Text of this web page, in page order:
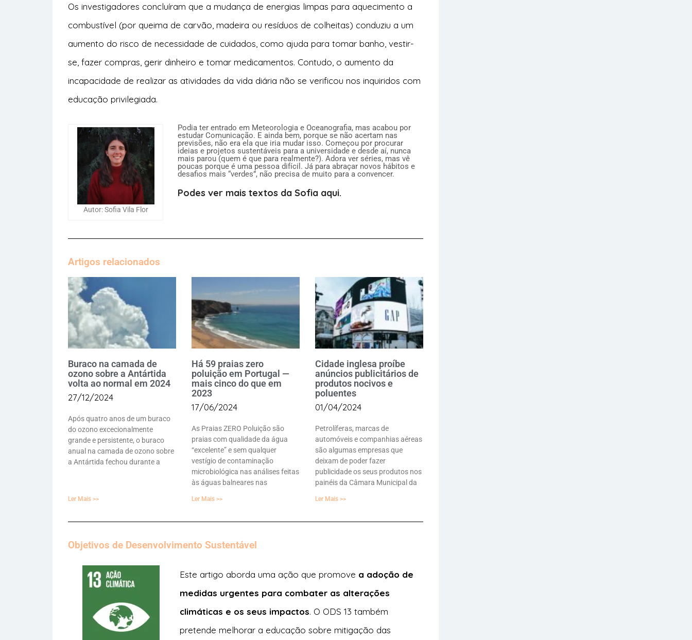
Os investigadores concluíram que a mudança de energias limpas para aquecimento a
combustível (por queima de carvão, madeira ou resíduos de colheitas) conduziu a um
aumento do risco de necessidade de cuidados, como ajuda para tomar banho, vestir-
se, fazer compras, gerir dinheiro e tomar medicamentos. Contudo, o aumento da
incapacidade de realizar as atividades da vida diária não se verificou nos inquiridos com
educação privilegiada.
Autor: Sofia Vila Flor
Podia ter entrado em Meteorologia e Oceanografia, mas acabou por
estudar Comunicação. E ainda bem, porque se não acertam nas
previsões, não era ela que iria mudar isso. Começou por procurar
ideias e projetos sustentáveis para a universidade e desde aí, nunca
mais parou (quem é que para realmente?). Adora ver séries, mas vê
poucas porque é uma pessoa difícil. Já para abraçar novos hábitos e
desafios mais “verdes”, não precisa de muito para a convencer.
Podes ver mais textos da Sofia aqui.
Artigos relacionados
Buraco na camada de
ozono sobre a Antártida
volta ao normal em 2024
27/12/2024
Após quatro anos de um buraco
do ozono excecionalmente
grande e persistente, o buraco
anual na camada de ozono sobre
a Antártida fechou durante a
Ler Mais >>
Há 59 praias zero
poluição em Portugal —
mais cinco do que em
2023
17/06/2024
As Praias ZERO Poluição são
praias com qualidade da água
“excelente” e sem qualquer
vestígio de contaminação
microbiológica nas análises feitas
às águas balneares nas
Ler Mais >>
Cidade inglesa proíbe
anúncios publicitários de
produtos nocivos e
poluentes
01/04/2024
Petrolíferas, marcas de
automóveis e companhias aéreas
são algumas empresas que
deixam de poder fazer
publicidade os seus produtos nos
painéis da Câmara Municipal da
Ler Mais >>
Objetivos de Desenvolvimento Sustentável
Este artigo aborda uma ação que promove a adoção de
medidas urgentes para combater as alterações
climáticas e os seus impactos. O ODS 13 também
pretende melhorar a educação sobre mitigação das